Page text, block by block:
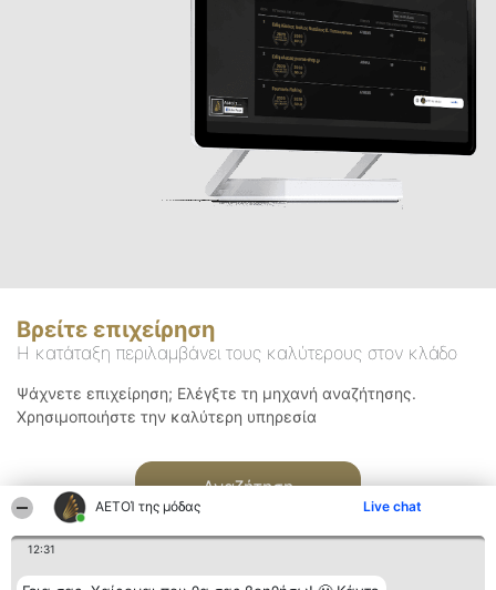
ΑΕΤΟΊ της μόδας Live chat
12:31
Βρείτε επιχείρηση
Η κατάταξη περιλαμβάνει τους καλύτερους στον κλάδο
Ψάχνετε επιχείρηση; Ελέγξτε τη μηχανή αναζήτησης.
Χρησιμοποιήστε την καλύτερη υπηρεσία
Αναζήτηση